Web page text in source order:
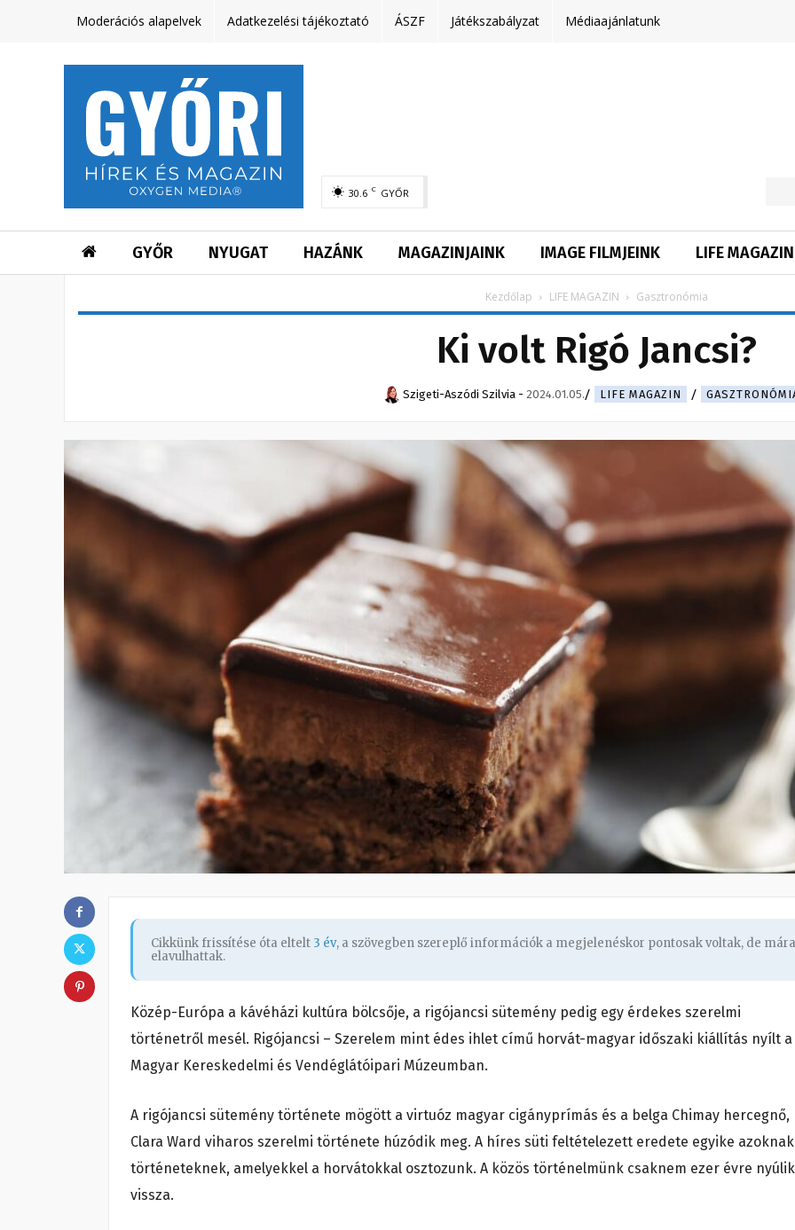
Moderációs alapelvek Adatkezelési tájékoztató ÁSZF Játékszabályzat Médiaajánlatunk
30.6 C GYŐR
GYŐR NYUGAT HAZÁNK MAGAZINJAINK IMAGE FILMJEINK LIFE MAGAZIN
Kezdőlap LIFE MAGAZIN Gasztronómia
Ki volt Rigó Jancsi?
Szigeti-Aszódi Szilvia - 2024.01.05. LIFE MAGAZIN
Cikkünk frissítése óta eltelt 3 év, a szövegben szereplő információk a megjelenéskor pontosak voltak, de mára
elavulhattak.
Közép-Európa a kávéházi kultúra bölcsője, a rigójancsi sütemény pedig egy érdekes szerelmi
történetről mesél. Rigójancsi – Szerelem mint édes ihlet című horvát-magyar időszaki kiállítás nyílt a
Magyar Kereskedelmi és Vendéglátóipari Múzeumban.
A rigójancsi sütemény története mögött a virtuóz magyar cigányprímás és a belga Chimay hercegnő,
Clara Ward viharos szerelmi története húzódik meg. A híres süti feltételezett eredete egyike
történeteknek, amelyekkel a horvátokkal osztozunk. A közös történelmünk csaknem ezer évre nyúlik
vissza.